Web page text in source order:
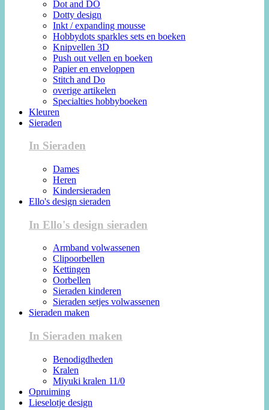
Dot and DO
Dotty design
Inkt / expanding mousse
Hobbydots sparkles sets en boeken
Knipvellen 3D
Push out vellen en boeken
Papier en enveloppen
Stitch and Do
overige artikelen
Specialties hobbyboeken
Kleuren
Sieraden
In Sieraden
Dames
Heren
Kindersieraden
Ello's design sieraden
In Ello's design sieraden
Armband volwassenen
Clipoorbellen
Kettingen
Oorbellen
Sieraden kinderen
Sieraden setjes volwassenen
Sieraden maken
In Sieraden maken
Benodigdheden
Kralen
Miyuki kralen 11/0
Opruiming
Lieselotje design